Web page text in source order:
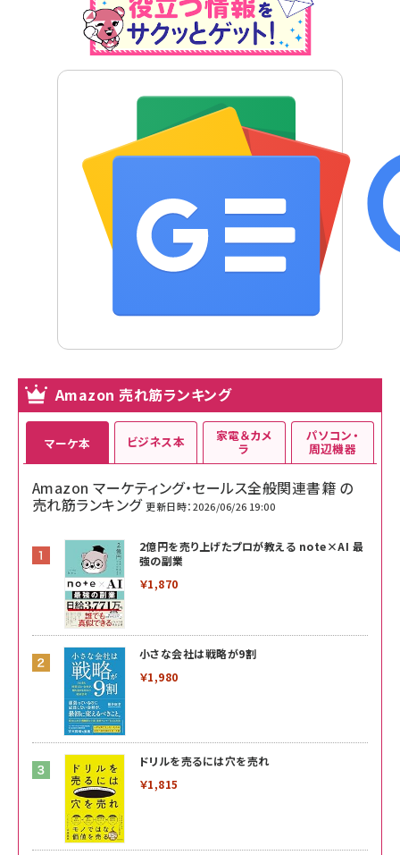
Amazon 売れ筋ランキング
マーケ本
Amazon マーケティング・セールス全般関連書籍 の
売れ筋ランキング 更新日時：2026/06/26 19:00
2億円を売り上げたプロが教える note×AI 最
強の副業
￥1,870
小さな会社は戦略が9割
￥1,980
ドリルを売るには穴を売れ
￥1,815
ビジネス本 家電＆カメ
ラ
パソコン・
周辺機器